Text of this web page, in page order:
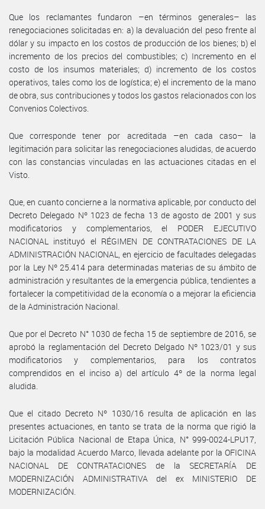
Que los reclamantes fundaron –en términos generales– las
renegociaciones solicitadas en: a) la devaluación del peso frente al
dólar y su impacto en los costos de producción de los bienes; b) el
incremento de los precios del combustibles; c) Incremento en el
costo de los insumos materiales; d) incremento de los costos
operativos, tales como los de logística; e) el incremento de la mano
de obra, sus contribuciones y todos los gastos relacionados con los
Convenios Colectivos.
Que corresponde tener por acreditada –en cada caso– la
legitimación para solicitar las renegociaciones aludidas, de acuerdo
con las constancias vinculadas en las actuaciones citadas en el
Visto.
Que, en cuanto concierne a la normativa aplicable, por conducto del
Decreto Delegado Nº 1023 de fecha 13 de agosto de 2001 y sus
modificatorios y complementarios, el PODER EJECUTIVO
NACIONAL instituyó el RÉGIMEN DE CONTRATACIONES DE LA
ADMINISTRACIÓN NACIONAL, en ejercicio de facultades delegadas
por la Ley Nº 25.414 para determinadas materias de su ámbito de
administración y resultantes de la emergencia pública, tendientes a
fortalecer la competitividad de la economía o a mejorar la eficiencia
de la Administración Nacional.
Que por el Decreto N° 1030 de fecha 15 de septiembre de 2016, se
aprobó la reglamentación del Decreto Delgado Nº 1023/01 y sus
modificatorios y complementarios, para los contratos
comprendidos en el inciso a) del artículo 4º de la norma legal
aludida.
Que el citado Decreto Nº 1030/16 resulta de aplicación en las
presentes actuaciones, en tanto se trata de la norma que rigió la
Licitación Pública Nacional de Etapa Única, N° 999-0024-LPU17,
bajo la modalidad Acuerdo Marco, llevada adelante por la OFICINA
NACIONAL DE CONTRATACIONES de la SECRETARÍA DE
MODERNIZACIÓN ADMINISTRATIVA del ex MINISTERIO DE
MODERNIZACIÓN.